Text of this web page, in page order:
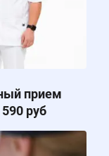
прием
руб